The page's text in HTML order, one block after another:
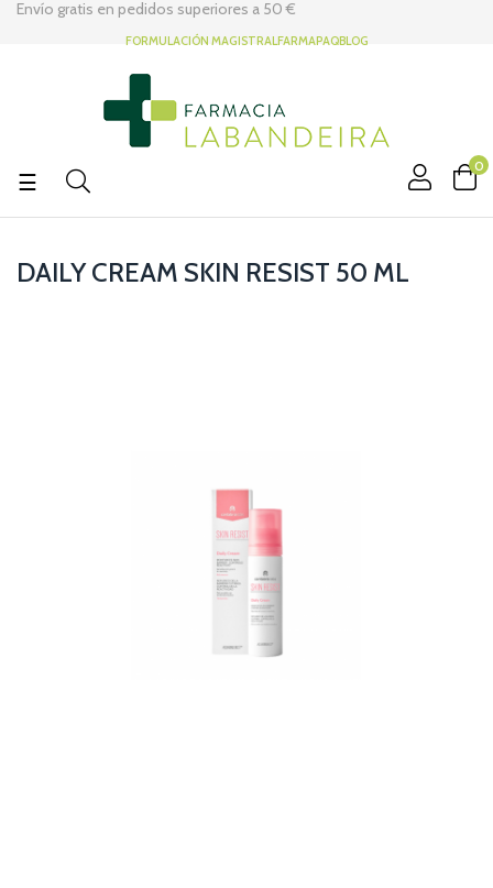
Envío gratis en pedidos superiores a 50 €
FORMULACIÓN MAGISTRALFARMAPAQBLOG
0
Navegación
palanca
☰
DAILY CREAM SKIN RESIST 50 ML